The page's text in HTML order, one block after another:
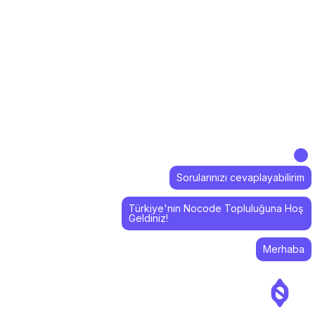
Merhaba
Türkiye'nin Nocode Topluluğuna Hoş
Geldiniz!
Sorularınızı cevaplayabilirim